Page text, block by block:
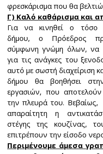
φρεσκάρισμα που θα
Γ) Καλό καθάρισμα και
Για να κινηθεί ο τόσο
δήμου, ο Πρόεδρος
σύμφωνη γνώμη όλων, να
για τις ανάγκες του
αυτό με σωστή διαχείριση
δήμου θα βοηθήσει
εργασιών, που
την πλευρά του.
απαραίτητη η
στέγης της κουζίνας,
επιτρέπουν την είσοδο
Περιμένουμε άμεσα